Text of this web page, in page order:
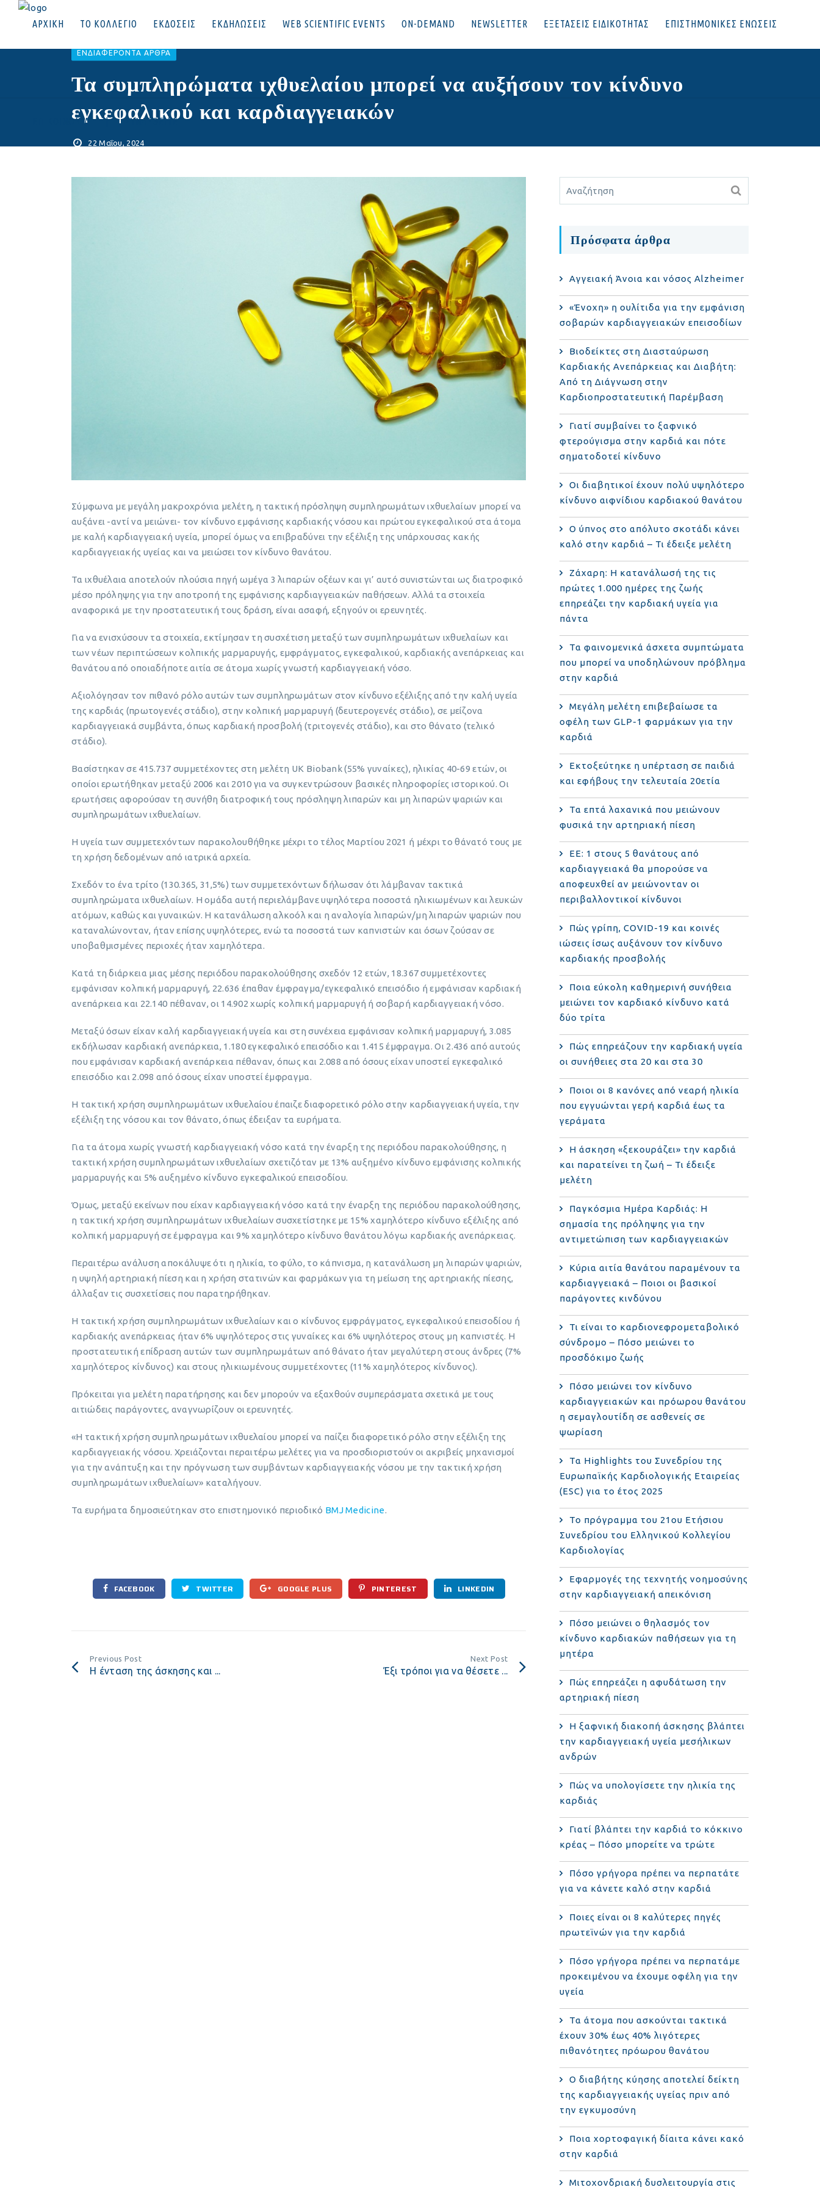
ΑΡΧΙΚΗ ΤΟ ΚΟΛΛΕΓΙΟ ΕΚΔΟΣΕΙΣ ΕΚΔΗΛΩΣΕΙΣ WEB SCIENTIFIC EVENTS ON-DEMAND NEWSLETTER ΕΞΕΤΑΣΕΙΣ ΕΙΔΙΚΟΤΗΤΑΣ ΕΠΙΣΤΗΜΟΝΙΚΕΣ ΕΝΩΣΕΙΣ
ΕΠΙΚΟΙΝΩΝΙΑ | ΣΥΝΔΕΘΕΙΤΕ
EΝΔΙΑΦΈΡΟΝΤΑ ΆΡΘΡΑ
Τα συμπληρώματα ιχθυελαίου μπορεί να αυξήσουν τον κίνδυνο
εγκεφαλικού και καρδιαγγειακών
22 Μαΐου, 2024
Σύμφωνα με μεγάλη μακροχρόνια μελέτη, η τακτική πρόσληψη συμπληρωμάτων ιχθυελαίων μπορεί να
αυξάνει -αντί να μειώνει- τον κίνδυνο εμφάνισης καρδιακής νόσου και πρώτου εγκεφαλικού στα άτομα
με καλή καρδιαγγειακή υγεία, μπορεί όμως να επιβραδύνει την εξέλιξη της υπάρχουσας κακής
καρδιαγγειακής υγείας και να μειώσει τον κίνδυνο θανάτου.
Τα ιχθυέλαια αποτελούν πλούσια πηγή ωμέγα 3 λιπαρών οξέων και γι’ αυτό συνιστώνται ως διατροφικό
μέσο πρόληψης για την αποτροπή της εμφάνισης καρδιαγγειακών παθήσεων. Αλλά τα στοιχεία
αναφορικά με την προστατευτική τους δράση, είναι ασαφή, εξηγούν οι ερευνητές.
Για να ενισχύσουν τα στοιχεία, εκτίμησαν τη συσχέτιση μεταξύ των συμπληρωμάτων ιχθυελαίων και
των νέων περιπτώσεων κολπικής μαρμαρυγής, εμφράγματος, εγκεφαλικού, καρδιακής ανεπάρκειας και
θανάτου από οποιαδήποτε αιτία σε άτομα χωρίς γνωστή καρδιαγγειακή νόσο.
Αξιολόγησαν τον πιθανό ρόλο αυτών των συμπληρωμάτων στον κίνδυνο εξέλιξης από την καλή υγεία
της καρδιάς (πρωτογενές στάδιο), στην κολπική μαρμαρυγή (δευτερογενές στάδιο), σε μείζονα
καρδιαγγειακά συμβάντα, όπως καρδιακή προσβολή (τριτογενές στάδιο), και στο θάνατο (τελικό
στάδιο).
Βασίστηκαν σε 415.737 συμμετέχοντες στη μελέτη UK Biobank (55% γυναίκες), ηλικίας 40-69 ετών, οι
οποίοι ερωτήθηκαν μεταξύ 2006 και 2010 για να συγκεντρώσουν βασικές πληροφορίες ιστορικού. Οι
ερωτήσεις αφορούσαν τη συνήθη διατροφική τους πρόσληψη λιπαρών και μη λιπαρών ψαριών και
συμπληρωμάτων ιχθυελαίων.
Η υγεία των συμμετεχόντων παρακολουθήθηκε μέχρι το τέλος Μαρτίου 2021 ή μέχρι το θάνατό τους με
τη χρήση δεδομένων από ιατρικά αρχεία.
Σχεδόν το ένα τρίτο (130.365, 31,5%) των συμμετεχόντων δήλωσαν ότι λάμβαναν τακτικά
συμπληρώματα ιχθυελαίων. Η ομάδα αυτή περιελάμβανε υψηλότερα ποσοστά ηλικιωμένων και λευκών
ατόμων, καθώς και γυναικών. Η κατανάλωση αλκοόλ και η αναλογία λιπαρών/μη λιπαρών ψαριών που
καταναλώνονταν, ήταν επίσης υψηλότερες, ενώ τα ποσοστά των καπνιστών και όσων ζούσαν σε
υποβαθμισμένες περιοχές ήταν χαμηλότερα.
Κατά τη διάρκεια μιας μέσης περιόδου παρακολούθησης σχεδόν 12 ετών, 18.367 συμμετέχοντες
εμφάνισαν κολπική μαρμαρυγή, 22.636 έπαθαν έμφραγμα/εγκεφαλικό επεισόδιο ή εμφάνισαν καρδιακή
ανεπάρκεια και 22.140 πέθαναν, οι 14.902 χωρίς κολπική μαρμαρυγή ή σοβαρή καρδιαγγειακή νόσο.
Μεταξύ όσων είχαν καλή καρδιαγγειακή υγεία και στη συνέχεια εμφάνισαν κολπική μαρμαρυγή, 3.085
εκδήλωσαν καρδιακή ανεπάρκεια, 1.180 εγκεφαλικό επεισόδιο και 1.415 έμφραγμα. Οι 2.436 από αυτούς
που εμφάνισαν καρδιακή ανεπάρκεια πέθαναν, όπως και 2.088 από όσους είχαν υποστεί εγκεφαλικό
επεισόδιο και 2.098 από όσους είχαν υποστεί έμφραγμα.
Η τακτική χρήση συμπληρωμάτων ιχθυελαίου έπαιζε διαφορετικό ρόλο στην καρδιαγγειακή υγεία, την
εξέλιξη της νόσου και τον θάνατο, όπως έδειξαν τα ευρήματα.
Για τα άτομα χωρίς γνωστή καρδιαγγειακή νόσο κατά την έναρξη της περιόδου παρακολούθησης, η
τακτική χρήση συμπληρωμάτων ιχθυελαίων σχετιζόταν με 13% αυξημένο κίνδυνο εμφάνισης κολπικής
μαρμαρυγής και 5% αυξημένο κίνδυνο εγκεφαλικού επεισοδίου.
Όμως, μεταξύ εκείνων που είχαν καρδιαγγειακή νόσο κατά την έναρξη της περιόδου παρακολούθησης,
η τακτική χρήση συμπληρωμάτων ιχθυελαίων συσχετίστηκε με 15% χαμηλότερο κίνδυνο εξέλιξης από
κολπική μαρμαρυγή σε έμφραγμα και 9% χαμηλότερο κίνδυνο θανάτου λόγω καρδιακής ανεπάρκειας.
Περαιτέρω ανάλυση αποκάλυψε ότι η ηλικία, το φύλο, το κάπνισμα, η κατανάλωση μη λιπαρών ψαριών,
η υψηλή αρτηριακή πίεση και η χρήση στατινών και φαρμάκων για τη μείωση της αρτηριακής πίεσης,
άλλαξαν τις συσχετίσεις που παρατηρήθηκαν.
Η τακτική χρήση συμπληρωμάτων ιχθυελαίων και ο κίνδυνος εμφράγματος, εγκεφαλικού επεισοδίου ή
καρδιακής ανεπάρκειας ήταν 6% υψηλότερος στις γυναίκες και 6% υψηλότερος στους μη καπνιστές. Η
προστατευτική επίδραση αυτών των συμπληρωμάτων από θάνατο ήταν μεγαλύτερη στους άνδρες (7%
χαμηλότερος κίνδυνος) και στους ηλικιωμένους συμμετέχοντες (11% χαμηλότερος κίνδυνος).
Πρόκειται για μελέτη παρατήρησης και δεν μπορούν να εξαχθούν συμπεράσματα σχετικά με τους
αιτιώδεις παράγοντες, αναγνωρίζουν οι ερευνητές.
«Η τακτική χρήση συμπληρωμάτων ιχθυελαίου μπορεί να παίζει διαφορετικό ρόλο στην εξέλιξη της
καρδιαγγειακής νόσου. Χρειάζονται περαιτέρω μελέτες για να προσδιοριστούν οι ακριβείς μηχανισμοί
για την ανάπτυξη και την πρόγνωση των συμβάντων καρδιαγγειακής νόσου με την τακτική χρήση
συμπληρωμάτων ιχθυελαίων» καταλήγουν.
Τα ευρήματα δημοσιεύτηκαν στο επιστημονικό περιοδικό BMJ Medicine.
FACEBOOK TWITTER GOOGLE PLUS PINTEREST LINKEDIN
Previous Post
Η ένταση της άσκησης και ...
Next Post
Έξι τρόποι για να θέσετε ...
Πρόσφατα άρθρα
Αγγειακή Άνοια και νόσος Alzheimer
«Ένοχη» η ουλίτιδα για την εμφάνιση
σοβαρών καρδιαγγειακών επεισοδίων
Βιοδείκτες στη Διασταύρωση
Καρδιακής Ανεπάρκειας και Διαβήτη:
Από τη Διάγνωση στην
Καρδιοπροστατευτική Παρέμβαση
Γιατί συμβαίνει το ξαφνικό
φτερούγισμα στην καρδιά και πότε
σηματοδοτεί κίνδυνο
Οι διαβητικοί έχουν πολύ υψηλότερο
κίνδυνο αιφνίδιου καρδιακού θανάτου
Ο ύπνος στο απόλυτο σκοτάδι κάνει
καλό στην καρδιά – Τι έδειξε μελέτη
Ζάχαρη: Η κατανάλωσή της τις
πρώτες 1.000 ημέρες της ζωής
επηρεάζει την καρδιακή υγεία για
πάντα
Τα φαινομενικά άσχετα συμπτώματα
που μπορεί να υποδηλώνουν πρόβλημα
στην καρδιά
Μεγάλη μελέτη επιβεβαίωσε τα
οφέλη των GLP-1 φαρμάκων για την
καρδιά
Εκτοξεύτηκε η υπέρταση σε παιδιά
και εφήβους την τελευταία 20ετία
Τα επτά λαχανικά που μειώνουν
φυσικά την αρτηριακή πίεση
ΕΕ: 1 στους 5 θανάτους από
καρδιαγγειακά θα μπορούσε να
αποφευχθεί αν μειώνονταν οι
περιβαλλοντικοί κίνδυνοι
Πώς γρίπη, COVID-19 και κοινές
ιώσεις ίσως αυξάνουν τον κίνδυνο
καρδιακής προσβολής
Ποια εύκολη καθημερινή συνήθεια
μειώνει τον καρδιακό κίνδυνο κατά
δύο τρίτα
Πώς επηρεάζουν την καρδιακή υγεία
οι συνήθειες στα 20 και στα 30
Ποιοι οι 8 κανόνες από νεαρή ηλικία
που εγγυώνται γερή καρδιά έως τα
γεράματα
Η άσκηση «ξεκουράζει» την καρδιά
και παρατείνει τη ζωή – Τι έδειξε
μελέτη
Παγκόσμια Ημέρα Καρδιάς: Η
σημασία της πρόληψης για την
αντιμετώπιση των καρδιαγγειακών
Κύρια αιτία θανάτου παραμένουν τα
καρδιαγγειακά – Ποιοι οι βασικοί
παράγοντες κινδύνου
Τι είναι το καρδιονεφρομεταβολικό
σύνδρομο – Πόσο μειώνει το
προσδόκιμο ζωής
Πόσο μειώνει τον κίνδυνο
καρδιαγγειακών και πρόωρου θανάτου
η σεμαγλουτίδη σε ασθενείς σε
ψωρίαση
Τα Highlights του Συνεδρίου της
Ευρωπαϊκής Καρδιολογικής Εταιρείας
(ESC) για το έτος 2025
Το πρόγραμμα του 21ου Ετήσιου
Συνεδρίου του Ελληνικού Κολλεγίου
Καρδιολογίας
Εφαρμογές της τεχνητής νοημοσύνης
στην καρδιαγγειακή απεικόνιση
Πόσο μειώνει ο θηλασμός τον
κίνδυνο καρδιακών παθήσεων για τη
μητέρα
Πώς επηρεάζει η αφυδάτωση την
αρτηριακή πίεση
Η ξαφνική διακοπή άσκησης βλάπτει
την καρδιαγγειακή υγεία μεσήλικων
ανδρών
Πώς να υπολογίσετε την ηλικία της
καρδιάς
Γιατί βλάπτει την καρδιά το κόκκινο
κρέας – Πόσο μπορείτε να τρώτε
Πόσο γρήγορα πρέπει να περπατάτε
για να κάνετε καλό στην καρδιά
Ποιες είναι οι 8 καλύτερες πηγές
πρωτεϊνών για την καρδιά
Πόσο γρήγορα πρέπει να περπατάμε
προκειμένου να έχουμε οφέλη για την
υγεία
Τα άτομα που ασκούνται τακτικά
έχουν 30% έως 40% λιγότερες
πιθανότητες πρόωρου θανάτου
Ο διαβήτης κύησης αποτελεί δείκτη
της καρδιαγγειακής υγείας πριν από
την εγκυμοσύνη
Ποια χορτοφαγική δίαιτα κάνει κακό
στην καρδιά
Μιτοχονδριακή δυσλειτουργία στις